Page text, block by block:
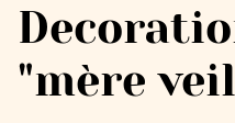
"mère